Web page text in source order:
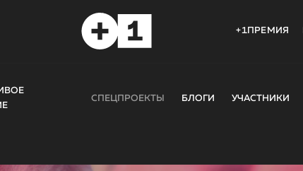
+1ПРЕМИЯ
СПЕЦПРОЕКТЫ БЛОГИ УЧАСТНИКИ